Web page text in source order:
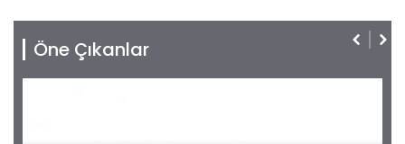
Öne Çıkanlar